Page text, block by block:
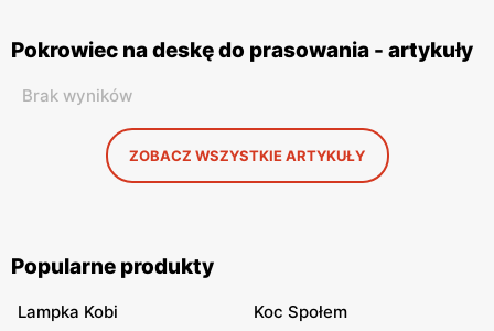
Pokrowiec na deskę do prasowania - artykuły
Brak wyników
ZOBACZ WSZYSTKIE ARTYKUŁY
Popularne produkty
Lampka Kobi
Koc Społem